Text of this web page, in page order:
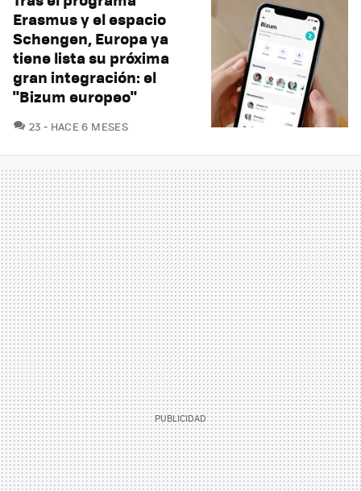
Erasmus y el espacio
Schengen, Europa ya
tiene lista su próxima
gran integración: el
"Bizum europeo"
23 COMENTARIOS
HACE 6 MESES